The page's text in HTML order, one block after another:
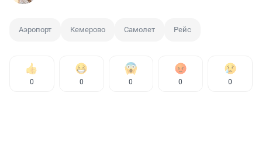
Аэропорт Кемерово Самолет Рейс
0 0 0 0 0